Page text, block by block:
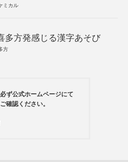
ミカル
多方発感じる漢字あそび
方
ず公式ホームページにて
確認ください。